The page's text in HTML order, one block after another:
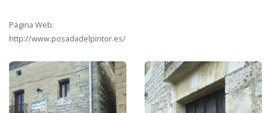
Página Web:
http://www.posadadelpintor.es/